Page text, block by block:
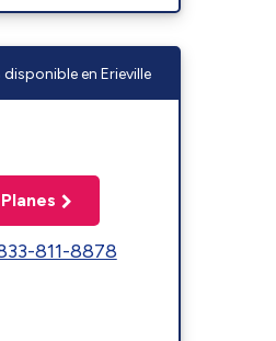
en Erieville
811-8878